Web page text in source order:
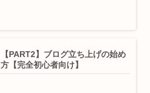
【PART2】ブログ立ち上げの始め
方【完全初心者向け】